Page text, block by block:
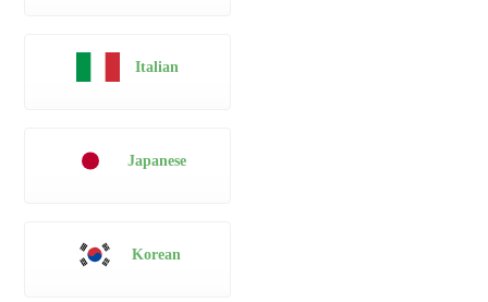
Italian
Japanese
Korean